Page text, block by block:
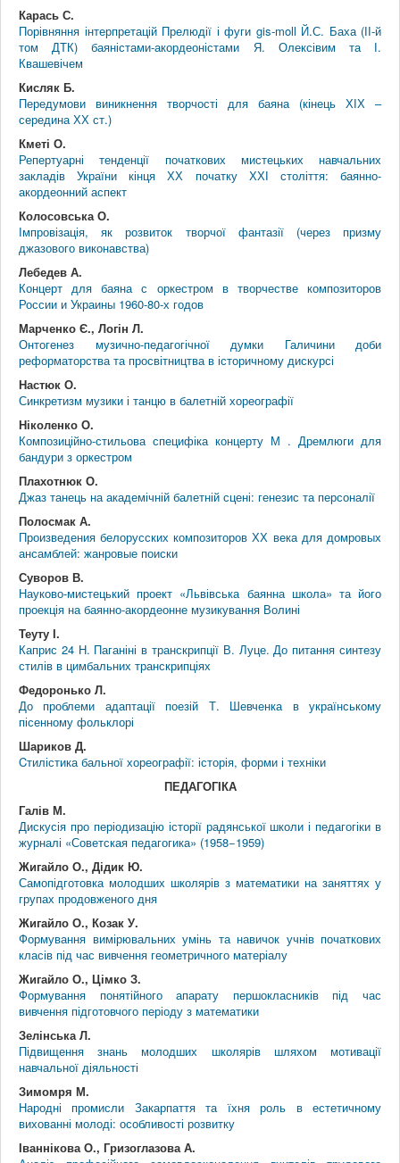
Карась С.
Порівняння інтерпретацій Прелюдії і фуги gis-moll Й.С. Баха (ІІ-й
том ДТК) баяністами-акордеоністами Я. Олексівим та І.
Квашевічем
Кисляк Б.
Передумови виникнення творчості для баяна (кінець ХІХ –
середина ХХ ст.)
Кметі О.
Репертуарні тенденції початкових мистецьких навчальних
закладів України кінця ХХ початку ХХІ століття: баянно-
акордеонний аспект
Колосовська О.
Імпровізація, як розвиток творчої фантазії (через призму
джазового виконавства)
Лебедев А.
Концерт для баяна с оркестром в творчестве композиторов
России и Украины 1960-80-х годов
Марченко Є., Логін Л.
Онтогенез музично-педагогічної думки Галичини доби
реформаторства та просвітництва в історичному дискурсі
Настюк О.
Синкретизм музики і танцю в балетній хореографії
Ніколенко О.
Композиційно-стильова специфіка концерту М . Дремлюги для
бандури з оркестром
Плахотнюк О.
Джаз танець на академічній балетній сцені: генезис та персоналії
Полосмак А.
Произведения белорусских композиторов ХХ века для домровых
ансамблей: жанровые поиски
Суворов В.
Науково-мистецький проект «Львівська баянна школа» та його
проекція на баянно-акордеонне музикування Волині
Теуту І.
Каприс 24 Н. Паганіні в транскрипції В. Луце. До питання синтезу
стилів в цимбальних транскрипціях
Федоронько Л.
До проблеми адаптації поезій Т. Шевченка в українському
пісенному фольклорі
Шариков Д.
Cтилістика бальної хореографії: історія, форми і техніки
ПЕДАГОГІКА
Галів М.
Дискусія про періодизацію історії радянської школи і педагогіки в
журналі «Советская педагогика» (1958−1959)
Жигайло О., Дідик Ю.
Самопідготовка молодших школярів з математики на заняттях у
групах продовженого дня
Жигайло О., Козак У.
Формування вимірювальних умінь та навичок учнів початкових
класів під час вивчення геометричного матеріалу
Жигайло О., Цімко З.
Формування понятійного апарату першокласників під час
вивчення підготовчого періоду з математики
Зелінська Л.
Підвищення знань молодших школярів шляхом мотивації
навчальної діяльності
Зимомря М.
Народні промисли Закарпаття та їхня роль в естетичному
вихованні молоді: особливості розвитку
Іваннікова О., Гризоглазова А.